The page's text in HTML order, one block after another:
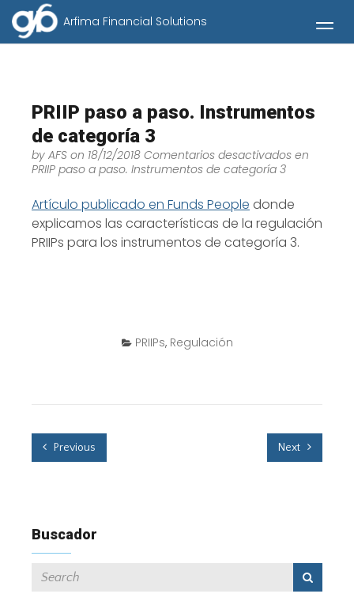
Abrir
Arfima Financial Solutions
PRIIP paso a paso. Instrumentos
de categoría 3
by AFS on 18/12/2018 Comentarios desactivados en
PRIIP paso a paso. Instrumentos de categoría 3
Artículo publicado en Funds People donde
explicamos las características de la regulación
PRIIPs para los instrumentos de categoría 3.
PRIIPs, Regulación
Previous Next
Buscador